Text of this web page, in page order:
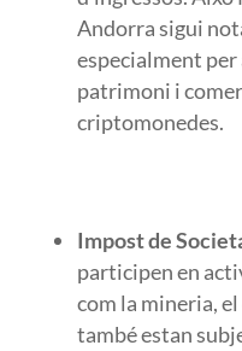
Andorra sigui
especialment
patrimoni i
criptomonedes.
Impost de
participen en
com la mineria,
també estan